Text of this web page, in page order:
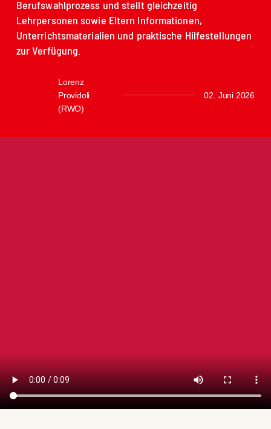
Berufswahlprozess und stellt gleichzeitig
Lehrpersonen sowie Eltern Informationen,
Unterrichtsmaterialien und praktische Hilfestellungen
zur Verfügung.
Lorenz
Providoli
(RWO)
02. Juni 2026